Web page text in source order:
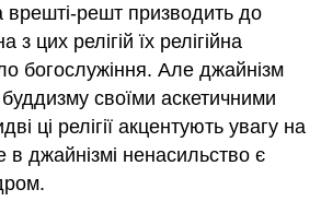
врешті-решт призводить до
цих релігій їх релігійна
богослужіння. Але джайнізм
буддизму своїми аскетичними
ці релігії акцентують увагу на
в джайнізмі ненасильство є